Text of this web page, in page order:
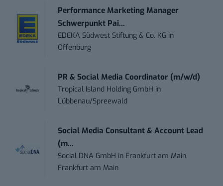
Performance Marketing Manager
Schwerpunkt Pai...
EDEKA Südwest Stiftung & Co. KG in
Offenburg
PR & Social Media Coordinator (m/w/d)
Tropical Island Holding GmbH in
Lübbenau/Spreewald
Social Media Consultant & Account Lead
(m...
Social DNA GmbH in Frankfurt am Main,
Frankfurt am Main